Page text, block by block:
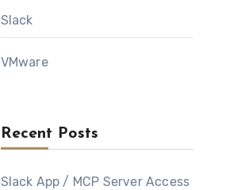
Slack
VMware
Recent Posts
Slack App / MCP Server Access